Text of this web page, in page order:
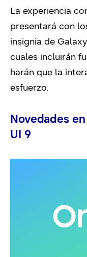
La experiencia
presentará con
insignia de
cuales incluirán
harán que la
esfuerzo.
Novedades
UI 9